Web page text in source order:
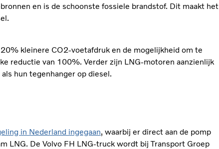
en is de schoonste fossiele brandstof. Dit maakt het
kleinere CO2-voetafdruk en de mogelijkheid om te
reductie van 100%. Verder zijn LNG-motoren aanzienlijk
hun tegenhanger op diesel.
in Nederland ingegaan, waarbij er direct aan de pomp
LNG. De Volvo FH LNG-truck wordt bij Transport Groep